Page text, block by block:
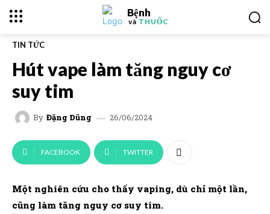
Bệnh
và THUỐC
TIN TỨC
Hút vape làm tăng nguy cơ
suy tim
By Đặng Dũng 26/06/2024
FACEBOOK TWITTER
Một nghiên cứu cho thấy vaping, dù chỉ một lần,
cũng làm tăng nguy cơ suy tim.